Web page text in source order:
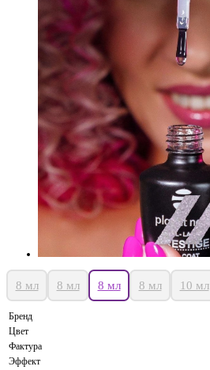
8 мл 8 мл 8 мл 8 мл 10 мл
Бренд
Цвет
Фактура
Эффект